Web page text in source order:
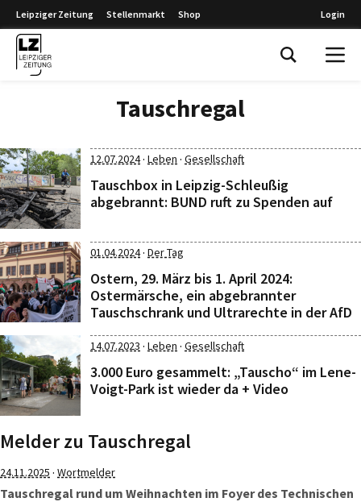
Leipziger Zeitung Stellenmarkt Shop Login
Tauschregal
12.07.2024· Leben · Gesellschaft
Tauschbox in Leipzig-Schleußig
abgebrannt: BUND ruft zu Spenden auf
01.04.2024· Der Tag
Ostern, 29. März bis 1. April 2024:
Ostermärsche, ein abgebrannter
Tauschschrank und Ultrarechte in der AfD
14.07.2023 · Leben · Gesellschaft
3.000 Euro gesammelt: „Tauscho“ im Lene-
Voigt-Park ist wieder da + Video
Melder zu Tauschregal
24.11.2025 · Wortmelder
Tauschregal rund um Weihnachten im Foyer des Technischen